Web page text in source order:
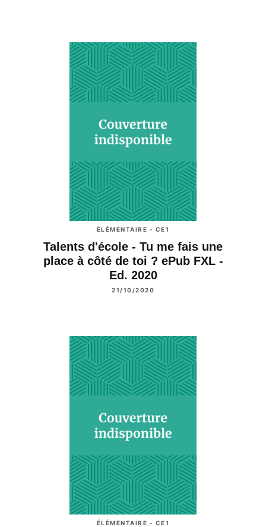
ÉLÉMENTAIRE - CE1
Talents d'école - Tu me fais une
place à côté de toi ? ePub FXL -
Ed. 2020
21/10/2020
ÉLÉMENTAIRE - CE1